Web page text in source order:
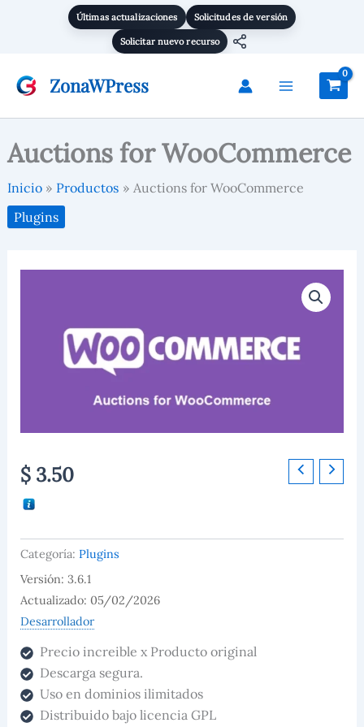
Últimas actualizaciones Solicitudes de versión
Solicitar nuevo recurso
ZonaWPress
Auctions for WooCommerce
Inicio Productos
Auctions for WooCommerce
Plugins
$3.50
Categoría: Plugins
Versión: 3.6.1
Actualizado: 05/02/2026
Desarrollador
Precio increible x Producto original
Descarga segura.
Uso en dominios ilimitados
Distribuido bajo licencia GPL
Auctions
for
WooCommerce